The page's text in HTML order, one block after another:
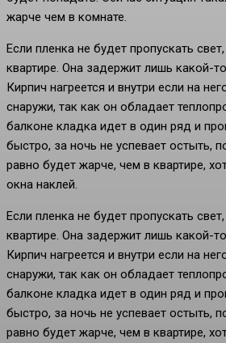
жарче чем в комнате.
Если пленка не будет пропускать
квартире. Она задержит лишь какой-
Кирпич нагреется и внутри если на
снаружи, так как он обладает
балконе кладка идет в один ряд и
быстро, за ночь не успевает остыть,
равно будет жарче, чем в квартире,
окна наклей.
Если пленка не будет пропускать
квартире. Она задержит лишь какой-
Кирпич нагреется и внутри если на
снаружи, так как он обладает
балконе кладка идет в один ряд и
быстро, за ночь не успевает остыть,
равно будет жарче, чем в квартире,